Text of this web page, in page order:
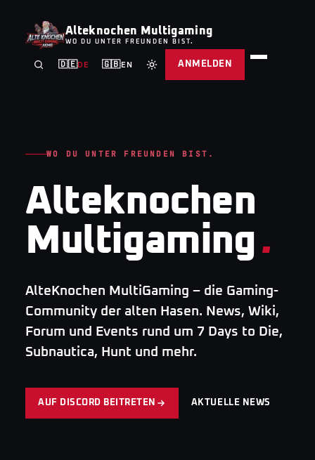
Alteknochen Multigaming
WO DU UNTER FREUNDEN BIST.
🇩🇪DE 🇬🇧EN ANMELDEN
WO DU UNTER FREUNDEN BIST.
Alteknochen
Multigaming.
AlteKnochen MultiGaming – die Gaming-
Community der alten Hasen. News, Wiki,
Forum und Events rund um 7 Days to Die,
Subnautica, Hunt und mehr.
AUF DISCORD BEITRETEN AKTUELLE NEWS